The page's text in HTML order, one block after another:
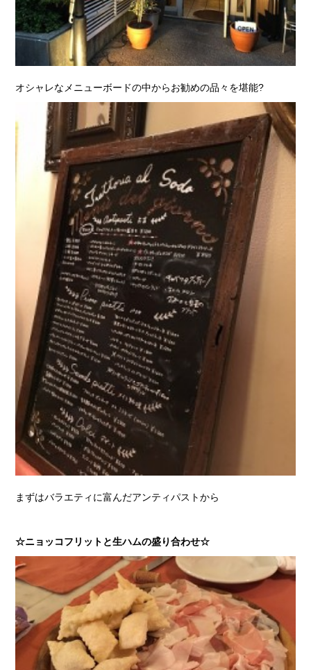
オシャレなメニューボードの中からお勧めの品々を堪能?
まずはバラエティに富んだアンティパストから
☆ニョッコフリットと生ハムの盛り合わせ☆